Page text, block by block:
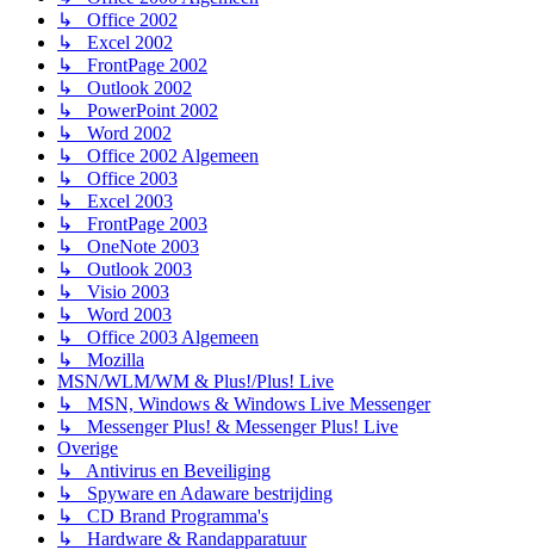
↳ Office 2002
↳ Excel 2002
↳ FrontPage 2002
↳ Outlook 2002
↳ PowerPoint 2002
↳ Word 2002
↳ Office 2002 Algemeen
↳ Office 2003
↳ Excel 2003
↳ FrontPage 2003
↳ OneNote 2003
↳ Outlook 2003
↳ Visio 2003
↳ Word 2003
↳ Office 2003 Algemeen
↳ Mozilla
MSN/WLM/WM & Plus!/Plus! Live
↳ MSN, Windows & Windows Live Messenger
↳ Messenger Plus! & Messenger Plus! Live
Overige
↳ Antivirus en Beveiliging
↳ Spyware en Adaware bestrijding
↳ CD Brand Programma's
↳ Hardware & Randapparatuur